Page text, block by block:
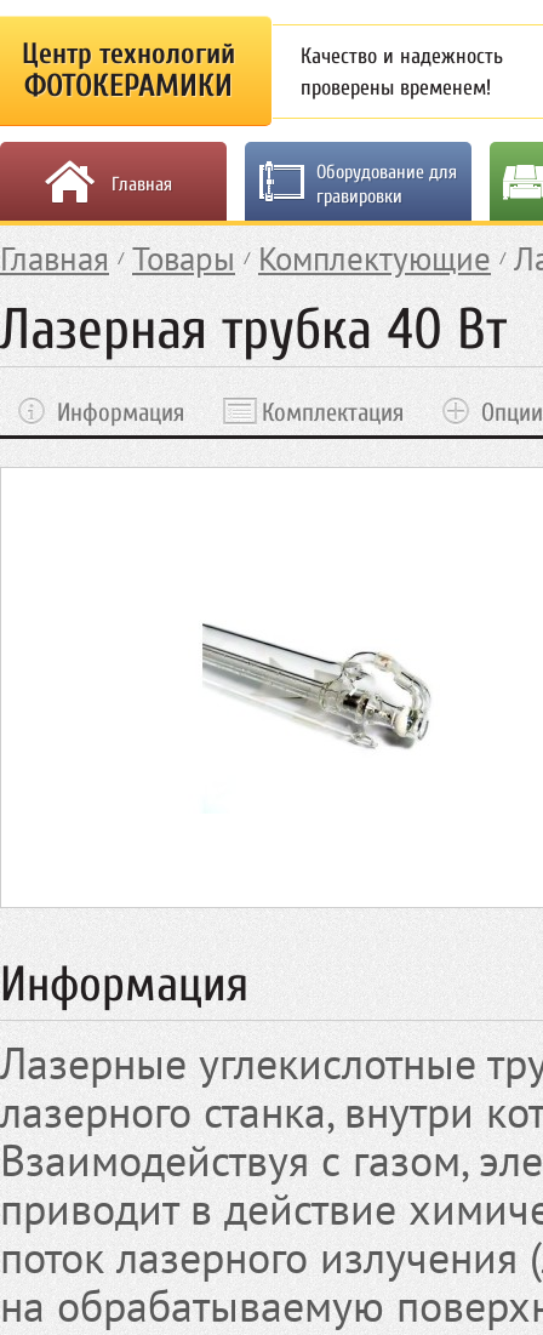
Центр технологий
ФОТОКЕРАМИКИ
Качество и надежность
проверены временем!
Главная
Оборудование для
гравировки
Главная Товары Комплектующие
Лазерная трубка 40 Вт
Информация Комплектация Опции
Информация
Лазерные углекислотные
лазерного станка, внутри
Взаимодействуя с газом,
приводит в действие
поток лазерного излучения
на обрабатываемую